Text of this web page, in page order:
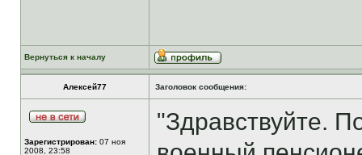
Вернуться к началу
Алексей77 Заголовок сообщения:
Зарегистрирован: 07 ноя
2008, 23:58
"Здравствуйте.